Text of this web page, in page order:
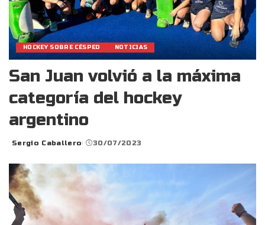
HOCKEY SOBRE CÉSPED NOTICIAS
San Juan volvió a la máxima
categoría del hockey
argentino
Posted
Sergio Caballero 30/07/2023